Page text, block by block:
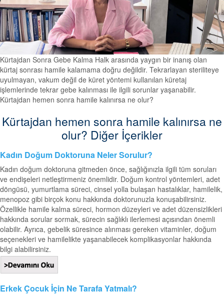
Kürtajdan Sonra Gebe Kalma Halk arasında yaygın bir inanış olan
kürtaj sonrası hamile kalamama doğru değildir. Tekrarlayan steriliteye
uyulmayan, vakum değil de küret yöntemi kullanılan küretaj
işlemlerinde tekrar gebe kalınması ile ilgili sorunlar yaşanabilir.
Kürtajdan hemen sonra hamile kalınırsa ne olur?
Kürtajdan hemen sonra hamile kalınırsa ne
olur? Diğer İçerikler
Kadın Doğum Doktoruna Neler Sorulur?
Kadın doğum doktoruna gitmeden önce, sağlığınızla ilgili tüm soruları
ve endişeleri netleştirmeniz önemlidir. Doğum kontrol yöntemleri, adet
döngüsü, yumurtlama süreci, cinsel yolla bulaşan hastalıklar, hamilelik,
menopoz gibi birçok konu hakkında doktorunuzla konuşabilirsiniz.
Özellikle hamile kalma süreci, hormon düzeyleri ve adet düzensizlikleri
hakkında sorular sormak, sürecin sağlıklı ilerlemesi açısından önemli
olabilir. Ayrıca, gebelik süresince alınması gereken vitaminler, doğum
seçenekleri ve hamilelikte yaşanabilecek komplikasyonlar hakkında
bilgi alabilirsiniz.
Erkek Çocuk İçin Ne Tarafa Yatmalı?